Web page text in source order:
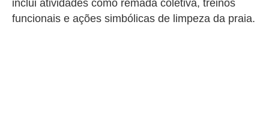
inclui atividades como remada coletiva, treinos
funcionais e ações simbólicas de limpeza da praia.